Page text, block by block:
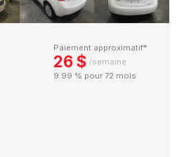
Paiement approximatif*
26 $ /semaine
9.99 % pour 72 mois